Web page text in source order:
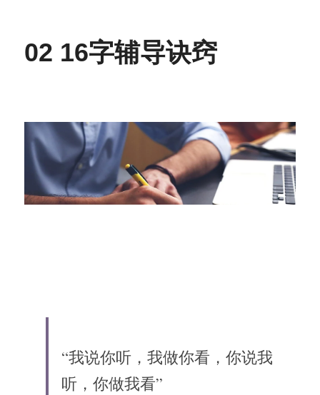
02 16字辅导诀窍
“我说你听，我做你看，你说我
听，你做我看”